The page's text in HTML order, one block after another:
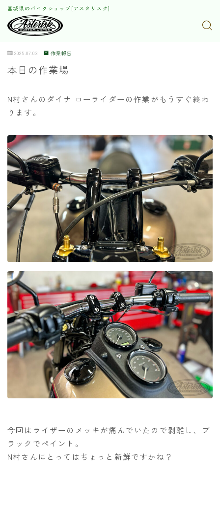
宮城県のバイクショップ[アスタリスク]
2025.07.03 作業報告
本日の作業場
N村さんのダイナ ローライダーの作業がもうすぐ終わ
ります。
今回はライザーのメッキが痛んでいたので剥離し、ブ
ラックでペイント。
N村さんにとってはちょっと新鮮ですかね？